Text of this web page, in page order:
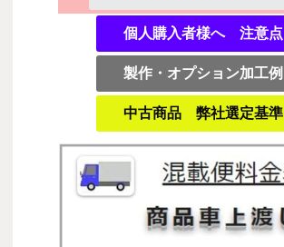
個人購入者様へ 注意点
製作・オプション加工例
中古商品 弊社選定基準